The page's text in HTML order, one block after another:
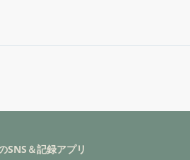
SNS＆記録アプリ